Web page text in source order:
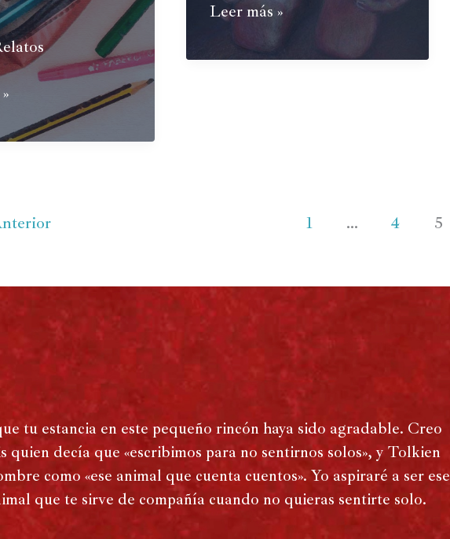
Cambios
Leer más »
1 … 4 5
tu estancia en este pequeño rincón haya sido agradable. Creo
quien decía que «escribimos para no sentirnos solos», y Tolkien
como «ese animal que cuenta cuentos». Yo aspiraré a ser ese
que te sirve de compañía cuando no quieras sentirte solo.